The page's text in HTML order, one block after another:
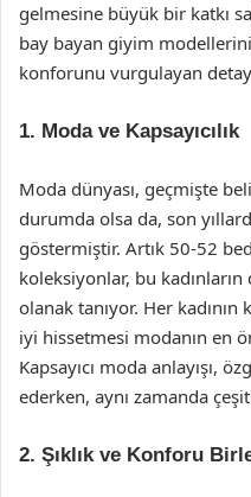
gelmesine büyük bir katkı
bay bayan giyim
konforunu vurgulayan
1. Moda ve Kapsayıcılık
Moda dünyası, geçmişte
durumda olsa da, son
göstermiştir. Artık 50-52
koleksiyonlar, bu
olanak tanıyor. Her kadının
iyi hissetmesi modanın en
Kapsayıcı moda anlayışı,
ederken, aynı zamanda
2. Şıklık ve Konforu